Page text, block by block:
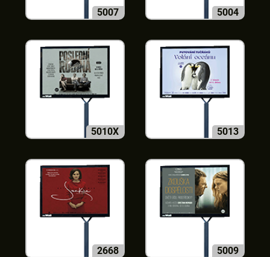
5007 5004
5010X 5013
2668 5009